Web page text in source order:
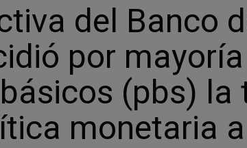
del Banco
por
(pbs) la
monetaria